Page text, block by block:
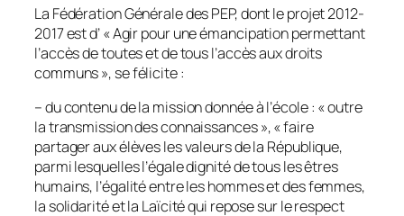
La Fédération Générale des PEP, dont le projet 2012-
2017 est d’ «Agir pour une émancipation permettant
l’accès de toutes et de tous l’accès aux droits
communs», se félicite :
– du contenu de la mission donnée à l’école : «outre
la transmission des connaissances», « faire
partager aux élèves les valeurs de la République,
parmi lesquelles l’égale dignité de tous les êtres
humains, l’égalité entre les hommes et des femmes,
la solidarité et la Laïcité qui repose sur le respect